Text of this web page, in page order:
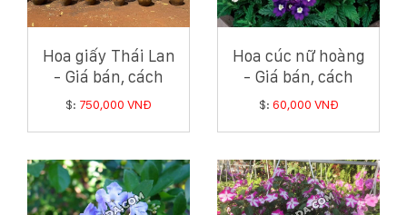
Hoa giấy Thái Lan
- Giá bán, cách
trồng và chăm sóc
$: 750,000 VNĐ
Hoa cúc nữ hoàng
- Giá bán, cách
trồng và chăm sóc
$: 60,000 VNĐ